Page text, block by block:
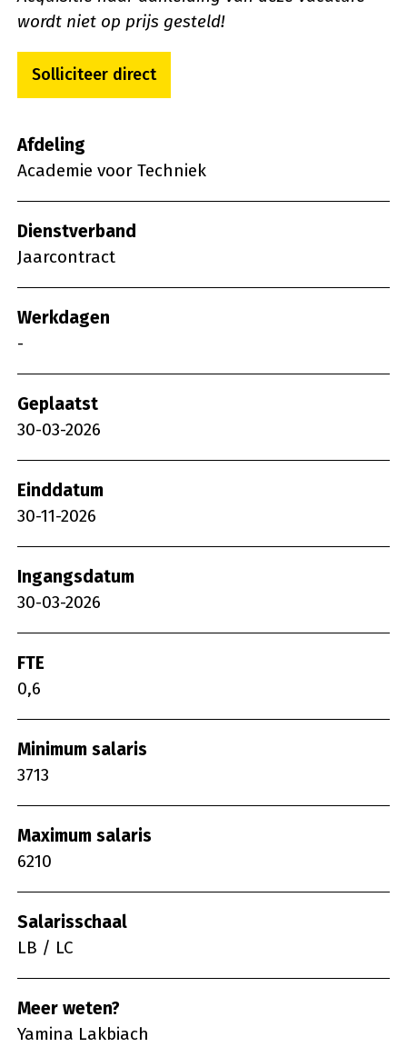
wordt niet op prijs gesteld!
Solliciteer direct
Afdeling
Academie voor Techniek
Dienstverband
Jaarcontract
Werkdagen
-
Geplaatst
30-03-2026
Einddatum
30-11-2026
Ingangsdatum
30-03-2026
FTE
0,6
Minimum salaris
3713
Maximum salaris
6210
Salarisschaal
LB / LC
Meer weten?
Yamina Lakbiach